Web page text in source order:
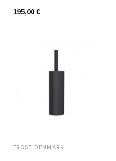
195,00 €
FROST DENMARK